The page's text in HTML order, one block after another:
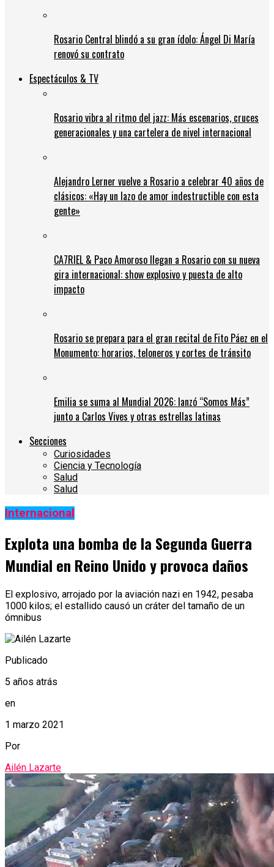
Rosario Central blindó a su gran ídolo: Ángel Di María
renovó su contrato
Espectáculos & TV
Rosario vibra al ritmo del jazz: Más escenarios, cruces
generacionales y una cartelera de nivel internacional
Alejandro Lerner vuelve a Rosario a celebrar 40 años de
clásicos: «Hay un lazo de amor indestructible con esta
gente»
CA7RIEL & Paco Amoroso llegan a Rosario con su nueva
gira internacional: show explosivo y puesta de alto
impacto
Rosario se prepara para el gran recital de Fito Páez en el
Monumento: horarios, teloneros y cortes de tránsito
Emilia se suma al Mundial 2026: lanzó “Somos Más”
junto a Carlos Vives y otras estrellas latinas
Secciones
Curiosidades
Ciencia y Tecnología
Salud
Salud
Internacional
Explota una bomba de la Segunda Guerra
Mundial en Reino Unido y provoca daños
El explosivo, arrojado por la aviación nazi en 1942, pesaba
1000 kilos; el estallido causó un cráter del tamaño de un
ómnibus
Publicado
5 años atrás
en
1 marzo 2021
Por
Ailén Lazarte